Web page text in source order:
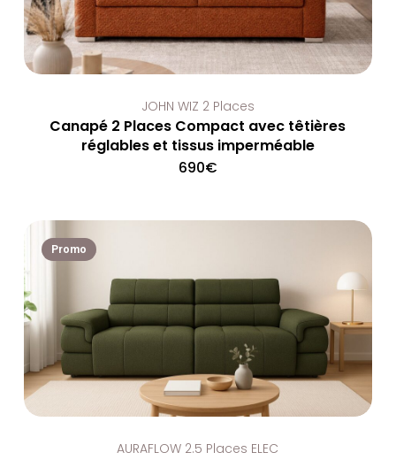
JOHN WIZ 2 Places
Canapé 2 Places Compact avec têtières
réglables et tissus imperméable
690€
Promo
AURAFLOW 2.5 Places ELEC